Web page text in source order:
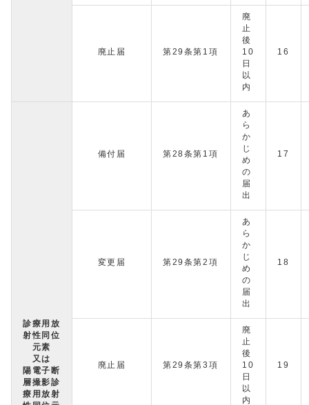
廃止届 第29条第1項
廃
止
後
10
日
以
内
16
診療用放
射性同位
元素
又は
陽電子断
層撮影診
療用放射
備付届 第28条第1項
あ
ら
か
じ
め
の
届
出
17
変更届 第29条第2項
あ
ら
か
じ
め
の
届
出
18
廃止届 第29条第3項
廃
止
後
10
日
以
内
19